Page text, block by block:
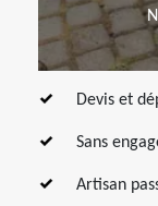
Devis et
Sans
Artisan